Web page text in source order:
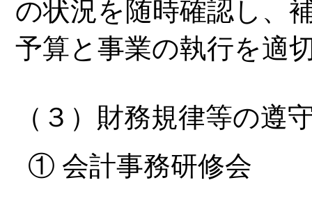
の状況を随時確認し、
予算と事業の執行を適
（３）財務規律等の遵
① 会計事務研修会